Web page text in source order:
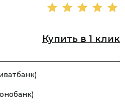
Купить в 1 клик